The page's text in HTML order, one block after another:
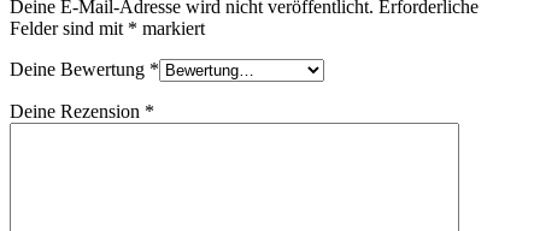
Deine E-Mail-Adresse wird nicht veröffentlicht. Erforderliche
Felder sind mit * markiert
Deine Bewertung *
Deine Rezension *